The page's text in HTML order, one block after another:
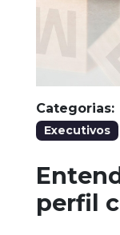
Categorias:
Executivos
perfil